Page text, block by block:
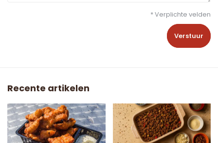
* Verplichte velden
Verstuur
Recente artikelen